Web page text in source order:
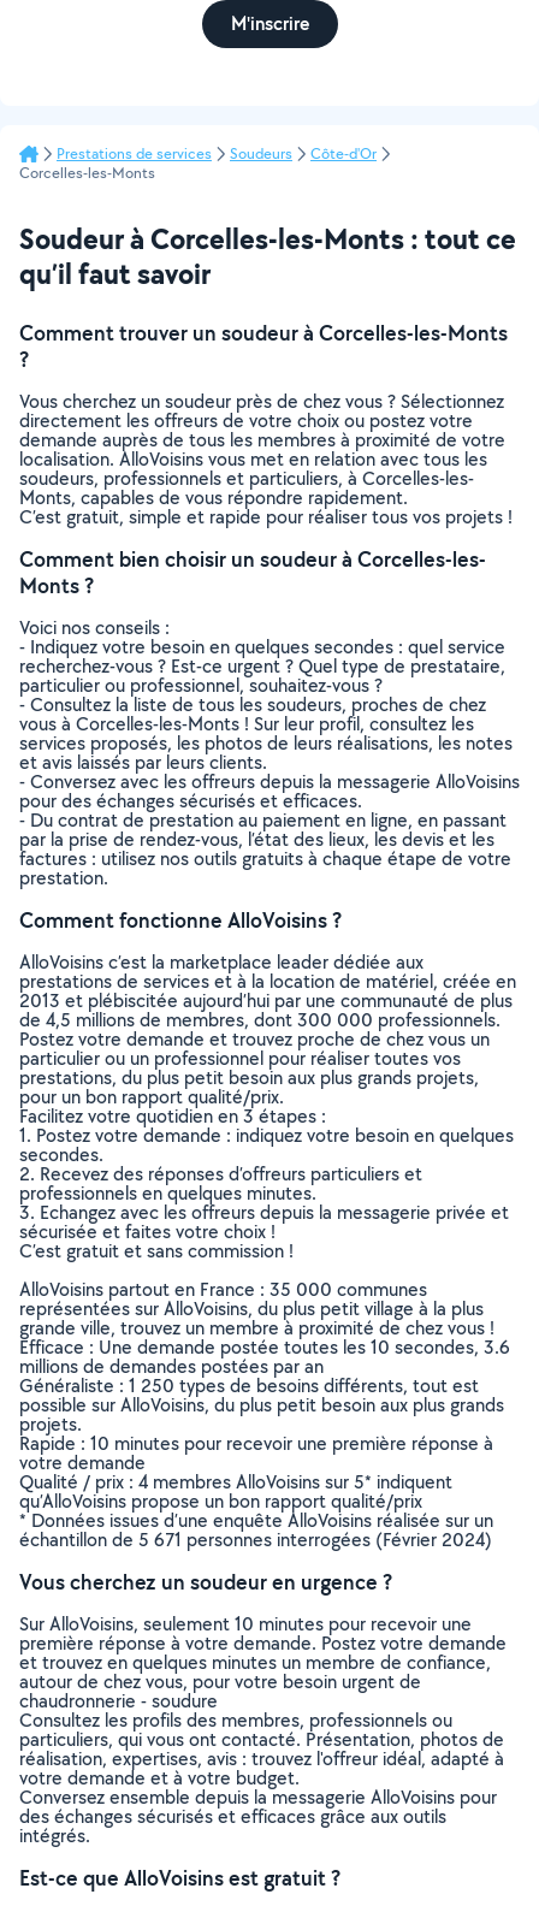
M'inscrire
Prestations de services Soudeurs
Côte-d'Or
Corcelles-les-Monts
Soudeur à Corcelles-les-Monts : tout ce
qu’il faut savoir
Comment trouver un soudeur à Corcelles-les-Monts
?
Vous cherchez un soudeur près de chez vous ? Sélectionnez
directement les offreurs de votre choix ou postez votre
demande auprès de tous les membres à proximité de votre
localisation. AlloVoisins vous met en relation avec tous les
soudeurs, professionnels et particuliers, à Corcelles-les-
Monts, capables de vous répondre rapidement.
C’est gratuit, simple et rapide pour réaliser tous vos projets !
Comment bien choisir un soudeur à Corcelles-les-
Monts ?
Voici nos conseils :
- Indiquez votre besoin en quelques secondes : quel service
recherchez-vous ? Est-ce urgent ? Quel type de prestataire,
particulier ou professionnel, souhaitez-vous ?
- Consultez la liste de tous les soudeurs, proches de chez
vous à Corcelles-les-Monts ! Sur leur profil, consultez les
services proposés, les photos de leurs réalisations, les notes
et avis laissés par leurs clients.
- Conversez avec les offreurs depuis la messagerie AlloVoisins
pour des échanges sécurisés et efficaces.
- Du contrat de prestation au paiement en ligne, en passant
par la prise de rendez-vous, l’état des lieux, les devis et les
factures : utilisez nos outils gratuits à chaque étape de votre
prestation.
Comment fonctionne AlloVoisins ?
AlloVoisins c’est la marketplace leader dédiée aux
prestations de services et à la location de matériel, créée en
2013 et plébiscitée aujourd’hui par une communauté de plus
de 4,5 millions de membres, dont 300 000 professionnels.
Postez votre demande et trouvez proche de chez vous un
particulier ou un professionnel pour réaliser toutes vos
prestations, du plus petit besoin aux plus grands projets,
pour un bon rapport qualité/prix.
Facilitez votre quotidien en 3 étapes :
1. Postez votre demande : indiquez votre besoin en quelques
secondes.
2. Recevez des réponses d’offreurs particuliers et
professionnels en quelques minutes.
3. Echangez avec les offreurs depuis la messagerie privée et
sécurisée et faites votre choix !
C’est gratuit et sans commission !
AlloVoisins partout en France : 35 000 communes
représentées sur AlloVoisins, du plus petit village à la plus
grande ville, trouvez un membre à proximité de chez vous !
Efficace : Une demande postée toutes les 10 secondes, 3.6
millions de demandes postées par an
Généraliste : 1 250 types de besoins différents, tout est
possible sur AlloVoisins, du plus petit besoin aux plus grands
projets.
Rapide : 10 minutes pour recevoir une première réponse à
votre demande
Qualité / prix : 4 membres AlloVoisins sur 5* indiquent
qu’AlloVoisins propose un bon rapport qualité/prix
* Données issues d’une enquête AlloVoisins réalisée sur un
échantillon de 5 671 personnes interrogées (Février 2024)
Vous cherchez un soudeur en urgence ?
Sur AlloVoisins, seulement 10 minutes pour recevoir une
première réponse à votre demande. Postez votre demande
et trouvez en quelques minutes un membre de confiance,
autour de chez vous, pour votre besoin urgent de
chaudronnerie - soudure
Consultez les profils des membres, professionnels ou
particuliers, qui vous ont contacté. Présentation, photos de
réalisation, expertises, avis : trouvez l'offreur idéal, adapté à
votre demande et à votre budget.
Conversez ensemble depuis la messagerie AlloVoisins pour
des échanges sécurisés et efficaces grâce aux outils
intégrés.
Est-ce que AlloVoisins est gratuit ?